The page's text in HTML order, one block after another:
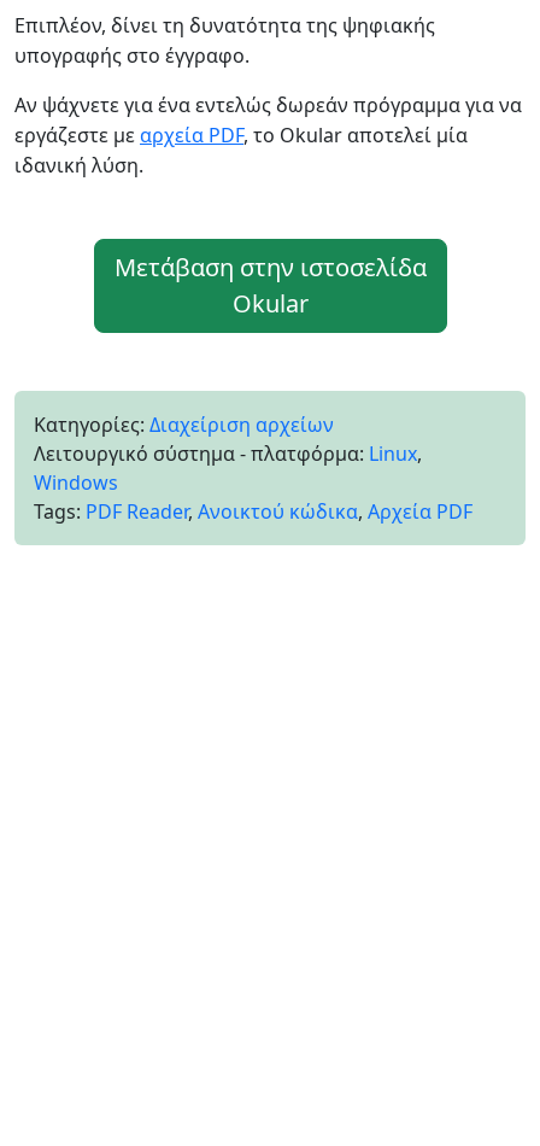
Επιπλέον, δίνει τη δυνατότητα της ψηφιακής
υπογραφής στο έγγραφο.
Αν ψάχνετε για ένα εντελώς δωρεάν πρόγραμμα για να
εργάζεστε μεαρχεία PDF, το Okular αποτελεί μία
ιδανική λύση.
Μετάβαση στην ιστοσελίδα
Okular
Κατηγορίες: Διαχείριση αρχείων
Λειτουργικό σύστημα - πλατφόρμα: Linux,
Windows
Tags: PDF Reader, Ανοικτού κώδικα, Αρχεία PDF